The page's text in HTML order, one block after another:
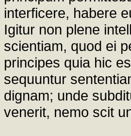
interficere, habere
Igitur non plene
scientiam, quod ei
principes quia hic
sequuntur
dignam; unde
venerit, nemo scit